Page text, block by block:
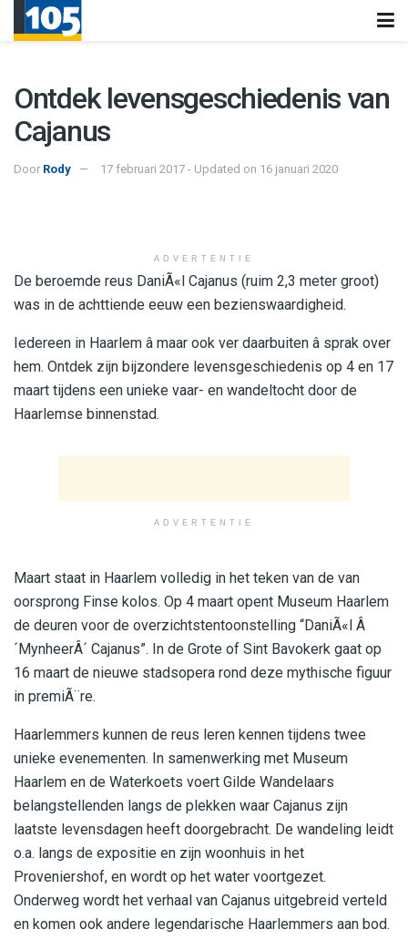
Ontdek levensgeschiedenis van
Cajanus
Door Rody 17 februari 2017 - Updated on 16 januari 2020
ADVERTENTIE
De beroemde reus DaniÃ«l Cajanus (ruim 2,3 meter groot)
was in de achttiende eeuw een bezienswaardigheid.
Iedereen in Haarlem â maar ook ver daarbuiten â sprak over
hem. Ontdek zijn bijzondere levensgeschiedenis op 4 en 17
maart tijdens een unieke vaar- en wandeltocht door de
Haarlemse binnenstad.
ADVERTENTIE
Maart staat in Haarlem volledig in het teken van de van
oorsprong Finse kolos. Op 4 maart opent Museum Haarlem
de deuren voor de overzichtstentoonstelling “DaniÃ«l Â
´MynheerÂ´ Cajanus”. In de Grote of Sint Bavokerk gaat op
16 maart de nieuwe stadsopera rond deze mythische figuur
in premiÃ¨re.
Haarlemmers kunnen de reus leren kennen tijdens twee
unieke evenementen. In samenwerking met Museum
Haarlem en de Waterkoets voert Gilde Wandelaars
belangstellenden langs de plekken waar Cajanus zijn
laatste levensdagen heeft doorgebracht. De wandeling leidt
o.a. langs de expositie en zijn woonhuis in het
Proveniershof, en wordt op het water voortgezet.
Onderweg wordt het verhaal van Cajanus uitgebreid verteld
en komen ook andere legendarische Haarlemmers aan bod.